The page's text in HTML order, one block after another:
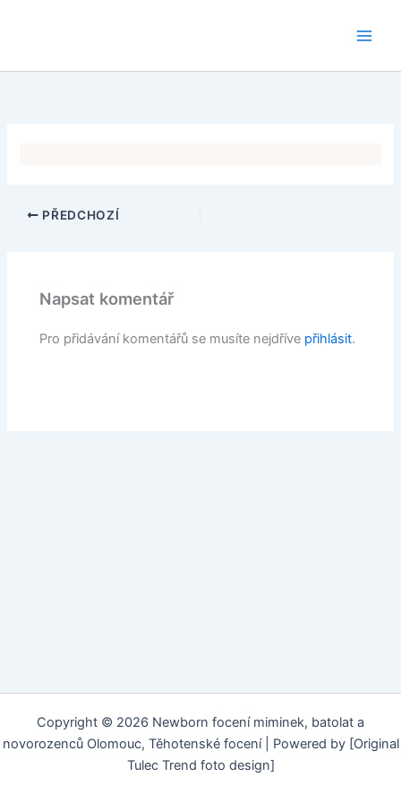
PŘEDCHOZÍ
Napsat komentář
Pro přidávání komentářů se musíte nejdříve přihlásit.
Copyright © 2026 Newborn focení miminek, batolat a
novorozenců Olomouc, Těhotenské focení | Powered by [Original
Tulec Trend foto design]